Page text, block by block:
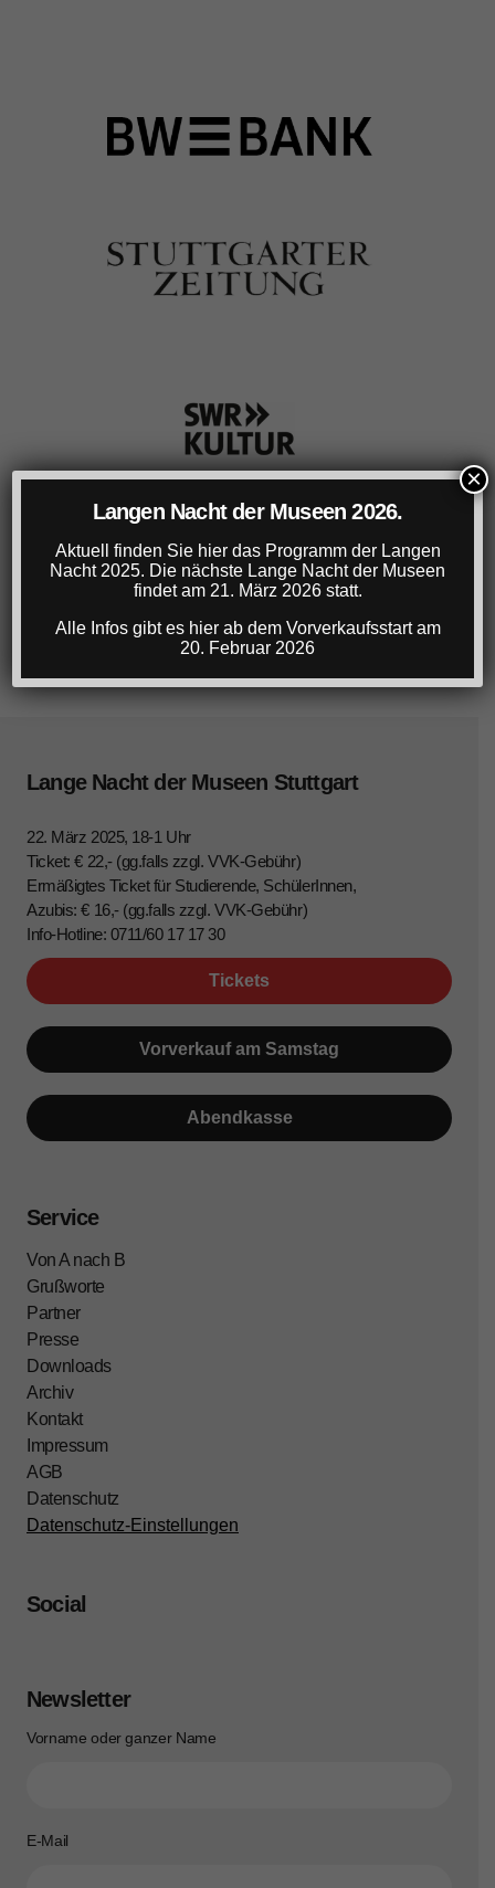
Lange Nacht der Museen Stuttgart
22. März 2025, 18-1 Uhr
Ticket: € 22,- (gg.falls zzgl. VVK-Gebühr)
Ermäßigtes Ticket für Studierende, SchülerInnen,
Azubis: € 16,- (gg.falls zzgl. VVK-Gebühr)
Info-Hotline: 0711/60 17 17 30
Tickets
Vorverkauf am Samstag
Abendkasse
Service
Von A nach B
Grußworte
Partner
Presse
Downloads
Archiv
Kontakt
Impressum
AGB
Datenschutz
Datenschutz-Einstellungen
Social
Newsletter
Vorname oder ganzer Name
E-Mail
Langen Nacht der Museen 2026.
Aktuell finden Sie hier das Programm der Langen
Nacht 2025. Die nächste Lange Nacht der Museen
findet am 21. März 2026 statt.
Alle Infos gibt es hier ab dem Vorverkaufsstart am
20. Februar 2026
×